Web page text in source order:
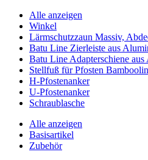
Alle anzeigen
Winkel
Lärmschutzzaun Massiv,
Batu Line Zierleiste aus
Batu Line Adapterschiene
Stellfuß für Pfosten
H-Pfostenanker
U-Pfostenanker
Schraublasche
Alle anzeigen
Basisartikel
Zubehör